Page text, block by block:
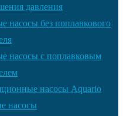
давления
насосы без поплавкового
насосы с поплавковым
насосы Aquario
насосы